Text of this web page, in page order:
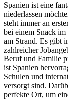
Spanien ist eine
niederlassen
steht immer an
bei einem Snack
am Strand. Es gibt
zahlreicher
Beruf und Familie
ist Spanien
Schulen und
versorgt sind.
perfekte Ort, um